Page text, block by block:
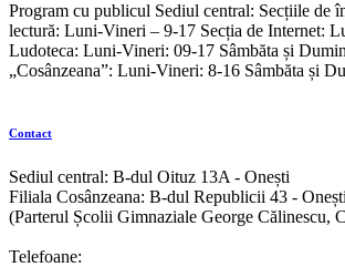
Program cu publicul Sediul central: Secțiile de
lectură: Luni-Vineri – 9-17 Secția de Internet:
Ludoteca: Luni-Vineri: 09-17 Sâmbăta și
„Cosânzeana”: Luni-Vineri: 8-16 Sâmbăta și
Contact
Sediul central: B-dul Oituz 13A - Onești
Filiala Cosânzeana: B-dul Republicii 43 - Onești
(Parterul Școlii Gimnaziale George Călinescu,
Telefoane: